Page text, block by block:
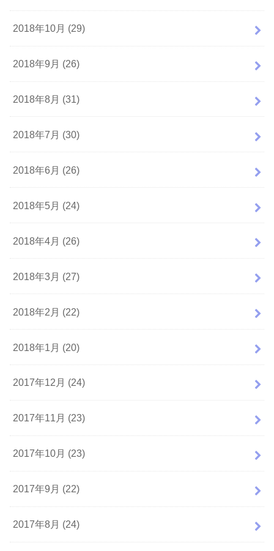
2018年10月 (29)
2018年9月 (26)
2018年8月 (31)
2018年7月 (30)
2018年6月 (26)
2018年5月 (24)
2018年4月 (26)
2018年3月 (27)
2018年2月 (22)
2018年1月 (20)
2017年12月 (24)
2017年11月 (23)
2017年10月 (23)
2017年9月 (22)
2017年8月 (24)